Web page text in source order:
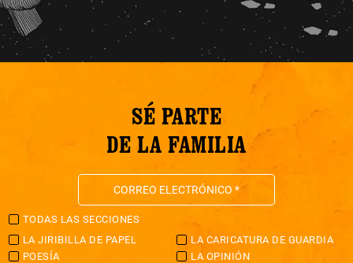
SÉ PARTE
DE LA FAMILIA
TODAS LAS SECCIONES
LA JIRIBILLA DE PAPEL
LA CARICATURA DE GUARDIA
POESÍA
LA OPINIÓN